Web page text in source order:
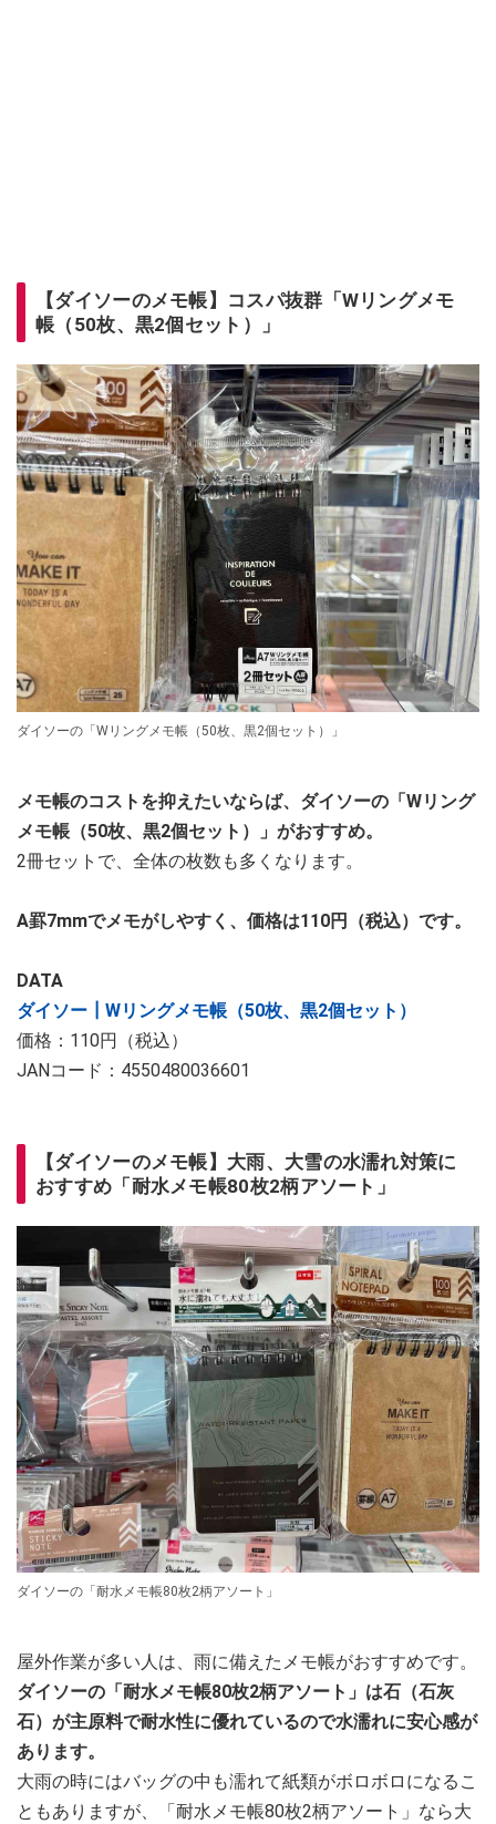
【ダイソーのメモ帳】コスパ抜群「Wリングメモ
帳（50枚、黒2個セット）」
ダイソーの「Wリングメモ帳（50枚、黒2個セット）」
メモ帳のコストを抑えたいならば、ダイソーの「Wリング
メモ帳（50枚、黒2個セット）」がおすすめ。
2冊セットで、全体の枚数も多くなります。
A罫7mmでメモがしやすく、価格は110円（税込）です。
DATA
ダイソー┃Wリングメモ帳（50枚、黒2個セット）
価格：110円（税込）
JANコード：4550480036601
【ダイソーのメモ帳】大雨、大雪の水濡れ対策に
おすすめ「耐水メモ帳80枚2柄アソート」
ダイソーの「耐水メモ帳80枚2柄アソート」
屋外作業が多い人は、雨に備えたメモ帳がおすすめです。
ダイソーの「耐水メモ帳80枚2柄アソート」は石（石灰
石）が主原料で耐水性に優れているので水濡れに安心感が
あります。
大雨の時にはバッグの中も濡れて紙類がボロボロになるこ
ともありますが、「耐水メモ帳80枚2柄アソート」なら大